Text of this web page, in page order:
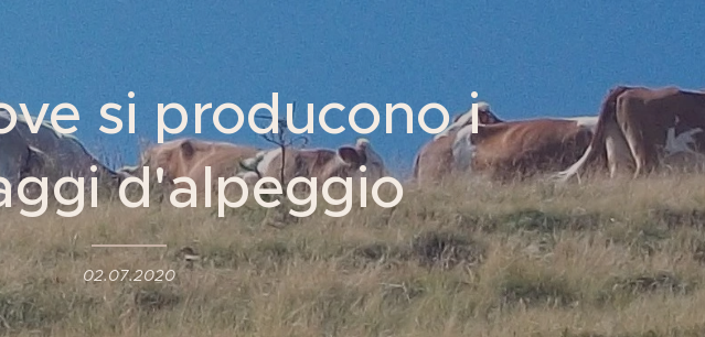
si producono i
d'alpeggio
02.07.2020